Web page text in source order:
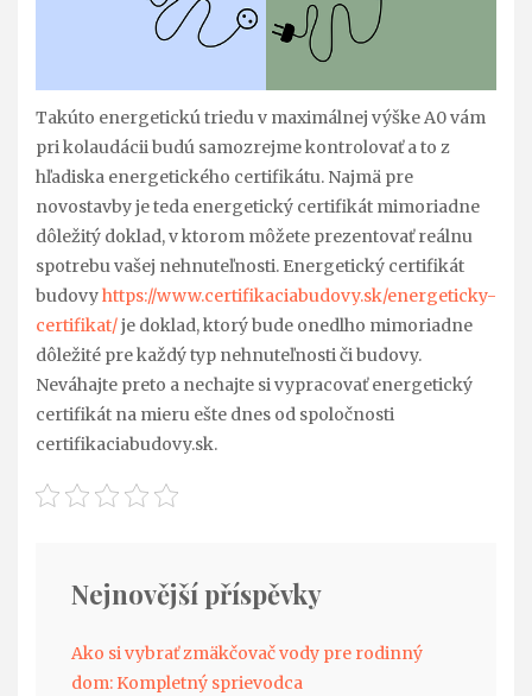
Takúto energetickú triedu v maximálnej výške A0 vám
pri kolaudácii budú samozrejme kontrolovať a to z
hľadiska energetického certifikátu. Najmä pre
novostavby je teda energetický certifikát mimoriadne
dôležitý doklad, v ktorom môžete prezentovať reálnu
spotrebu vašej nehnuteľnosti. Energetický certifikát
budovyhttps://www.certifikaciabudovy.sk/energeticky-
certifikat/je doklad, ktorý bude onedlho mimoriadne
dôležité pre každý typ nehnuteľnosti či budovy.
Neváhajte preto a nechajte si vypracovať energetický
certifikát na mieru ešte dnes od spoločnosti
certifikaciabudovy.sk.
Nejnovější příspěvky
Ako si vybrať zmäkčovač vody pre rodinný
dom: Kompletný sprievodca